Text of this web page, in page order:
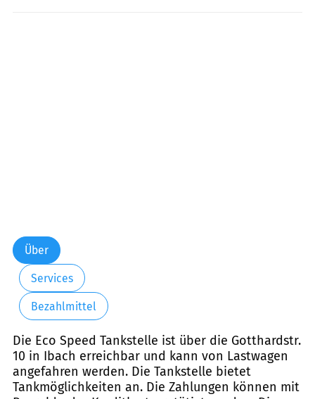
Über
Services
Bezahlmittel
Die Eco Speed Tankstelle ist über die Gotthardstr.
10 in Ibach erreichbar und kann von Lastwagen
angefahren werden. Die Tankstelle bietet
Tankmöglichkeiten an. Die Zahlungen können mit